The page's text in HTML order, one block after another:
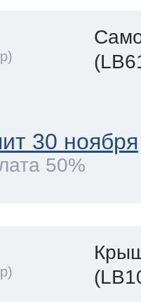
30 ноября
50%